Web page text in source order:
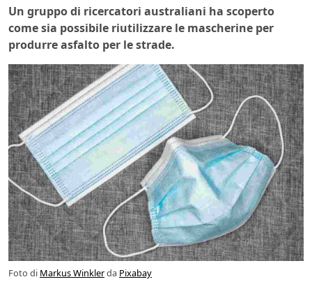
Un gruppo di ricercatori australiani ha scoperto
come sia possibile riutilizzare le mascherine per
produrre asfalto per le strade.
Foto di Markus Winklerda Pixabay